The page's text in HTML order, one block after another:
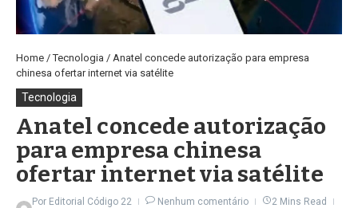
Home /Tecnologia / Anatel concede autorização para empresa
chinesa ofertar internet via satélite
Tecnologia
Anatel concede autorização
para empresa chinesa
ofertar internet via satélite
Por Editorial Código 22 Nenhum comentário
2 Mins Read